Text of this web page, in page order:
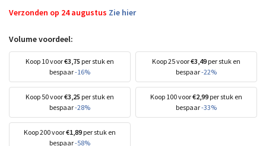
Verzonden op 24 augustus Zie hier
Volume voordeel:
Koop 10 voor€3,75 per stuk en
bespaar-16%
Koop 25 voor€3,49 per stuk en
bespaar-22%
Koop 50 voor€3,25 per stuk en
bespaar-28%
Koop 100 voor€2,99 per stuk en
bespaar-33%
Koop 200 voor€1,89 per stuk en
bespaar-58%